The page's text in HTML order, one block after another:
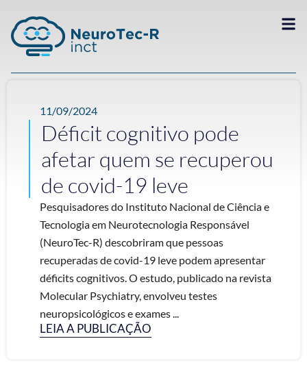
11/09/2024
Déficit cognitivo pode
afetar quem se recuperou
de covid-19 leve
Pesquisadores do Instituto Nacional de Ciência e
Tecnologia em Neurotecnologia Responsável
(NeuroTec-R) descobriram que pessoas
recuperadas de covid-19 leve podem apresentar
déficits cognitivos. O estudo, publicado na revista
Molecular Psychiatry, envolveu testes
neuropsicológicos e exames ...
LEIA A PUBLICAÇÃO